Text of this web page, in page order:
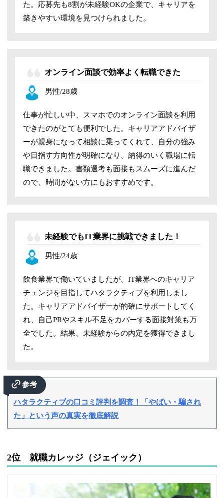
た。応募先も8割が未経験OKの企業で、キャリアを
築きやすい環境を見つけられました。
オンライン面談で効率よく転職できた
男性/28歳
仕事が忙しい中、スマホでのオンライン面談を利用
できたのがとても便利でした。キャリアアドバイザ
ーが親身になって相談に乗ってくれて、自分の強み
や目指す方向性が明確になり、納得のいく職場に転
職できました。書類選考も面接もスムーズに進んだ
ので、時間がない方にもおすすめです。
未経験でもIT業界に挑戦できました！
男性/24歳
飲食業界で働いていましたが、IT業界へのキャリア
チェンジを目指してハタラクティブを利用しまし
た。キャリアアドバイザーが的確にサポートしてく
れ、自己PRやスキル不足をカバーする面接対策も万
全でした。結果、未経験からの内定を獲得できまし
た。
参考
ハタラクティブの口コミ評判を調査！「やばい・騙され
た」という声の真実を徹底解説
2位 就職カレッジ（ジェイック）